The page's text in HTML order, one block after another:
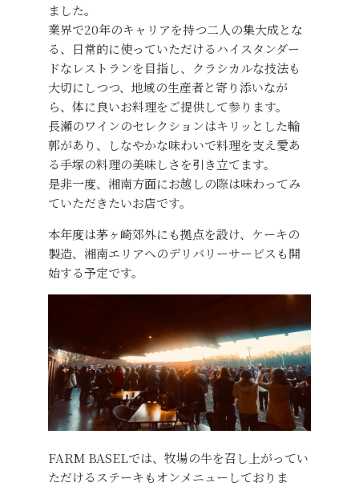
ました。
業界で20年のキャリアを持つ二人の集大成とな
る、日常的に使っていただけるハイスタンダー
ドなレストランを目指し、クラシカルな技法も
大切にしつつ、地域の生産者と寄り添いなが
ら、体に良いお料理をご提供して参ります。
長瀬のワインのセレクションはキリッとした輪
郭があり、しなやかな味わいで料理を支え愛あ
る手塚の料理の美味しさを引き立てます。
是非一度、湘南方面にお越しの際は味わってみ
ていただきたいお店です。
本年度は茅ヶ崎郊外にも拠点を設け、ケーキの
製造、湘南エリアへのデリバリーサービスも開
始する予定です。
FARM BASELでは、牧場の牛を召し上がってい
ただけるステーキもオンメニューしておりま